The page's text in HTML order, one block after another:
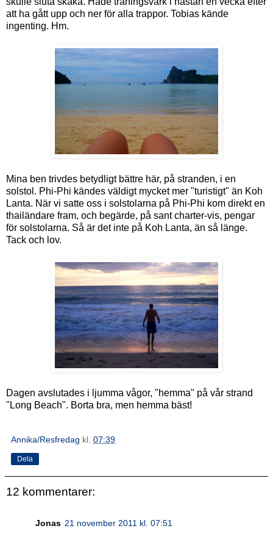
att ha gått upp och ner för alla trappor. Tobias kände
ingenting. Hm.
Mina ben trivdes betydligt bättre här, på stranden, i en
solstol. Phi-Phi kändes väldigt mycket mer "turistigt" än Koh
Lanta. När vi satte oss i solstolarna på Phi-Phi kom direkt en
thailändare fram, och begärde, på sant charter-vis, pengar
för solstolarna. Så är det inte på Koh Lanta, än så länge.
Tack och lov.
Dagen avslutades i ljumma vågor, "hemma" på vår strand
"Long Beach". Borta bra, men hemma bäst!
Annika/Resfredag kl. 07:39
Dela
12 kommentarer:
Jonas 21 november 2011 kl. 07:51